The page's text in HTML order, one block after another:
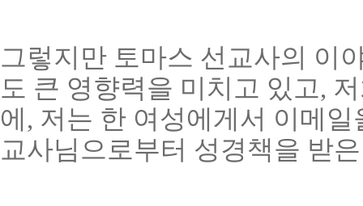
그렇지만 토마스 선교사의 이
도 큰 영향력을 미치고 있고,
에, 저는 한 여성에게서 이메
교사님으로부터 성경책을 받